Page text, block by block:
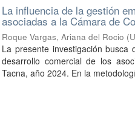
La influencia de la gestión
asociadas a la Cámara de
Roque Vargas, Ariana del Rocio (
La presente investigación
desarrollo comercial de los
Tacna, año 2024. En la